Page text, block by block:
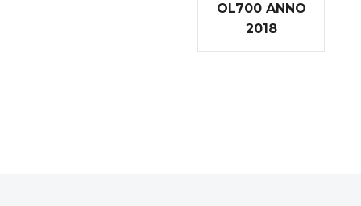
OL700 ANNO
2018